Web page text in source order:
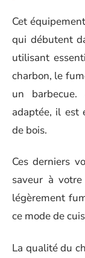
Cet
qui débutent
utilisant
charbon, le
un barbecue.
adaptée, il est
de bois.
Ces derniers
saveur à
légèrement
ce mode de
La qualité du